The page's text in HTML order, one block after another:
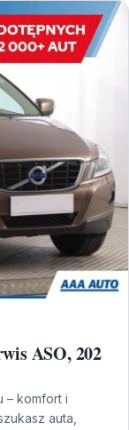
ASO, 202
– komfort i
auta,